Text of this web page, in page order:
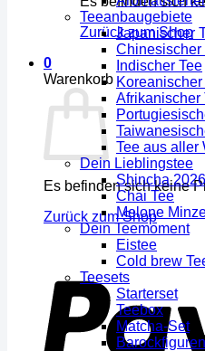
Zurück zum Shop
0
Warenkorb
Es befinden sich keine
Zurück zum Shop
Teeanbaugebiete
Japanischer
Chinesischer
Indischer Tee
Koreanischer
Afrikanischer
Tee aus aller
Dein Lieblingstee
Shincha 2026
Chai Tee
Melone
Dein Teemoment
Eistee
Cold brew
Teesets
Starterset
Teebox
Matcha-Set
Barockfiguren